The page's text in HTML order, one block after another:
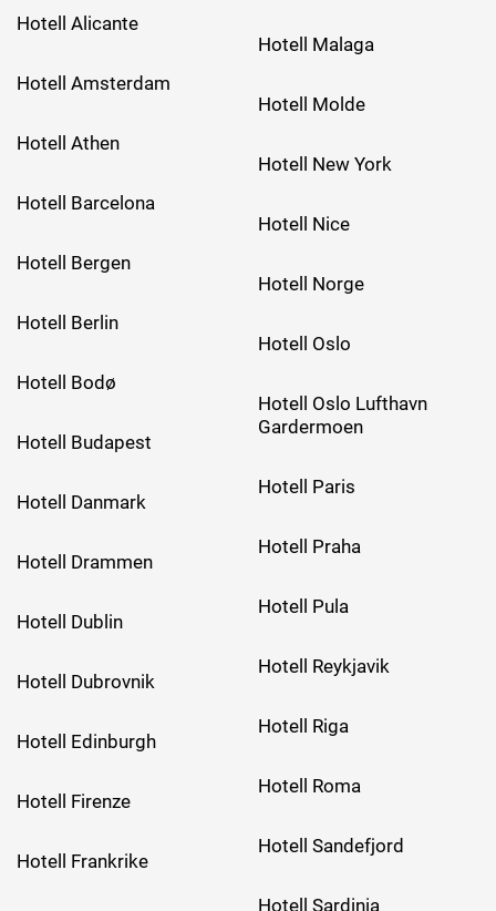
Hotell Alicante
Hotell Amsterdam
Hotell Athen
Hotell Barcelona
Hotell Bergen
Hotell Berlin
Hotell Bodø
Hotell Budapest
Hotell Danmark
Hotell Drammen
Hotell Dublin
Hotell Dubrovnik
Hotell Edinburgh
Hotell Firenze
Hotell Frankrike
Hotell Malaga
Hotell Molde
Hotell New York
Hotell Nice
Hotell Norge
Hotell Oslo
Hotell Oslo Lufthavn
Gardermoen
Hotell Paris
Hotell Praha
Hotell Pula
Hotell Reykjavik
Hotell Riga
Hotell Roma
Hotell Sandefjord
Hotell Sardinia